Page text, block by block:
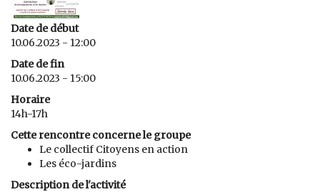
Date de début
10.06.2023 - 12:00
Date de fin
10.06.2023 - 15:00
Horaire
14h-17h
Cette rencontre concerne le groupe
Le collectif Citoyens en action
Les éco-jardins
Description de l'activité